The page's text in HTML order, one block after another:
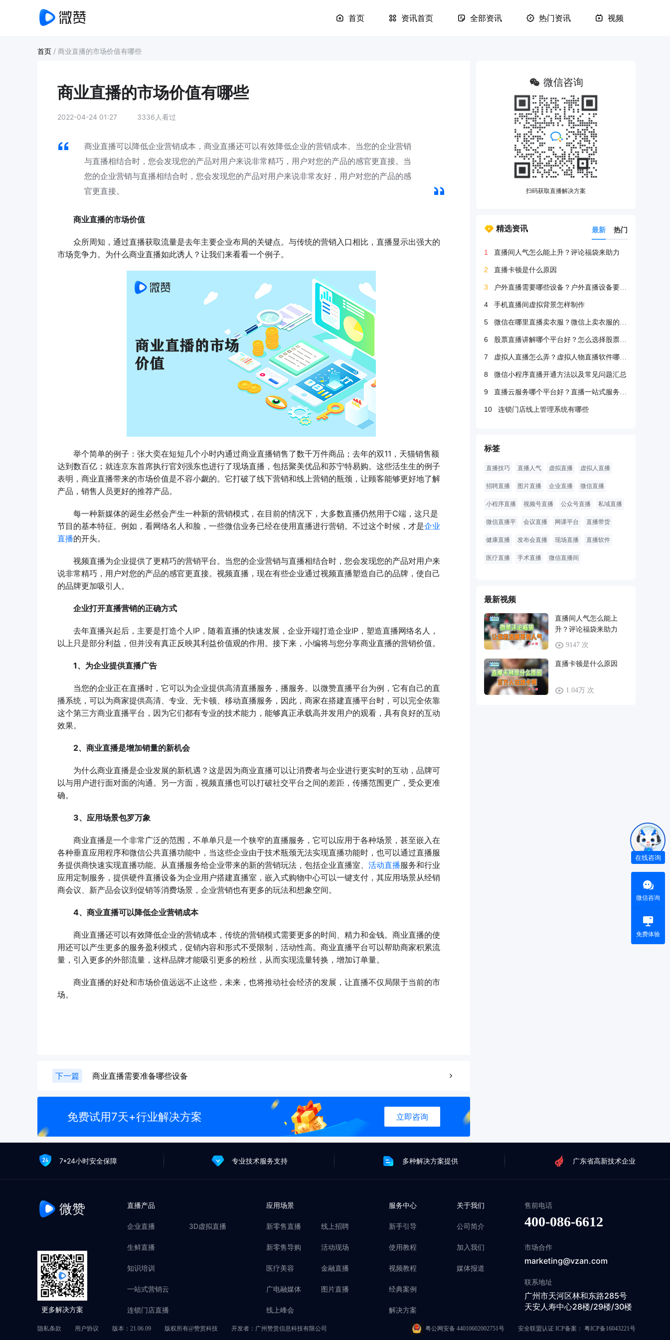
首页 资讯首页 全部资讯 热门资讯 视频
首页 / 商业直播的市场价值有哪些
商业直播的市场价值有哪些
2022-04-24 01:27 3336人看过
商业直播可以降低企业营销成本，商业直播还可以有效降低企业的营销成本。当您的企业营销
与直播相结合时，您会发现您的产品对用户来说非常精巧，用户对您的产品的感官更直接。当
您的企业营销与直播相结合时，您会发现您的产品对用户来说非常友好，用户对您的产品的感
官更直接。
商业直播的市场价值
众所周知，通过直播获取流量是去年主要企业布局的关键点。与传统的营销入口相比，直播显示出强大的
市场竞争力。为什么商业直播如此诱人？让我们来看看一个例子。
举个简单的例子：张大奕在短短几个小时内通过商业直播销售了数千万件商品；去年的双11，天猫销售额
达到数百亿；就连京东首席执行官刘强东也进行了现场直播，包括聚美优品和苏宁特易购。这些活生生的例子
表明，商业直播带来的市场价值是不容小觑的。它打破了线下营销和线上营销的瓶颈，让顾客能够更好地了解
产品，销售人员更好的推荐产品。
每一种新媒体的诞生必然会产生一种新的营销模式，在目前的情况下，大多数直播仍然用于C端，这只是
节目的基本特征。例如，看网络名人和脸，一些微信业务已经在使用直播进行营销。不过这个时候，才是企业
直播的开头。
视频直播为企业提供了更精巧的营销平台。当您的企业营销与直播相结合时，您会发现您的产品对用户来
说非常精巧，用户对您的产品的感官更直接。视频直播，现在有些企业通过视频直播塑造自己的品牌，使自己
的品牌更加吸引人。
企业打开直播营销的正确方式
去年直播兴起后，主要是打造个人IP，随着直播的快速发展，企业开端打造企业IP，塑造直播网络名人，
以上只是部分利益，但并没有真正反映其利益价值观的作用。接下来，小编将与您分享商业直播的营销价值。
1、为企业提供直播广告
当您的企业正在直播时，它可以为企业提供高清直播服务，播服务。以微赞直播平台为例，它有自己的直
播系统，可以为商家提供高清、专业、无卡顿、移动直播服务，因此，商家在搭建直播平台时，可以完全依靠
这个第三方商业直播平台，因为它们都有专业的技术能力，能够真正承载高并发用户的观看，具有良好的互动
效果。
2、商业直播是增加销量的新机会
为什么商业直播是企业发展的新机遇？这是因为商业直播可以让消费者与企业进行更实时的互动，品牌可
以与用户进行面对面的沟通。另一方面，视频直播也可以打破社交平台之间的差距，传播范围更广，受众更准
确。
3、应用场景包罗万象
商业直播是一个非常广泛的范围，不单单只是一个狭窄的直播服务，它可以应用于各种场景，甚至嵌入在
各种垂直应用程序和微信公共直播功能中，当这些企业由于技术瓶颈无法实现直播功能时，也可以通过直播服
务提供商快速实现直播功能。从直播服务给企业带来的新的营销玩法，包括企业直播室、 活动直播服务和行业
应用定制服务，提供硬件直播设备为企业用户搭建直播室，嵌入式购物中心可以一键支付，其应用场景从经销
商会议、新产品会议到促销等消费场景，企业营销也有更多的玩法和想象空间。
4、商业直播可以降低企业营销成本
商业直播还可以有效降低企业的营销成本，传统的营销模式需要更多的时间、精力和金钱。商业直播的使
用还可以产生更多的服务盈利模式，促销内容和形式不受限制，活动性高。商业直播平台可以帮助商家积累流
量，引入更多的外部流量，这样品牌才能吸引更多的粉丝，从而实现流量转换，增加订单量。
商业直播的好处和市场价值远远不止这些，未来，也将推动社会经济的发展，让直播不仅局限于当前的市
场。
下一篇 商业直播需要准备哪些设备
免费试用7天+行业解决方案 立即咨询
微信咨询
扫码获取直播解决方案
精选资讯 最新 热门
1 直播间人气怎么能上升？评论福袋来助力
2 直播卡顿是什么原因
3 户外直播需要哪些设备？户外直播设备要很多吗？
4 手机直播间虚拟背景怎样制作
5 微信在哪里直播卖衣服？微信上卖衣服的方法
6 股票直播讲解哪个平台好？怎么选择股票直播平台？
7 虚拟人直播怎么弄？虚拟人物直播软件哪个好？
8 微信小程序直播开通方法以及常见问题汇总
9 直播云服务哪个平台好？直播一站式服务哪个好？
10 连锁门店线上管理系统有哪些
标签
直播技巧 直播人气 虚拟直播 虚拟人直播
招聘直播 图片直播 企业直播 微信直播
小程序直播 视频号直播 公众号直播 私域直播
微信直播平 会议直播 网课平台 直播带货
健康直播 发布会直播 现场直播 直播软件
医疗直播 手术直播 微信直播间
最新视频
直播间人气怎么能上
升？评论福袋来助力
9147 次
直播卡顿是什么原因
1.04万 次
7*24小时安全保障 专业技术服务支持 多种解决方案提供 广东省高新技术企业
微赞
更多解决方案
直播产品
企业直播
生鲜直播
知识培训
一站式营销云
连锁门店直播
3D虚拟直播
应用场景
新零售直播
新零售导购
医疗美容
广电融媒体
线上峰会
线上招聘
活动现场
金融直播
图片直播
服务中心
新手引导
使用教程
视频教程
经典案例
解决方案
关于我们
公司简介
加入我们
媒体报道
售前电话
400-086-6612
市场合作
marketing@vzan.com
联系地址
广州市天河区林和东路285号
天安人寿中心28楼/29楼/30楼
隐私条款 用户协议 版本：21.06.09 版权所有@赞赏科技 开发者：广州赞赏信息科技有限公司 粤公网安备 44010602002751号 安全联盟认证 ICP备案： 粤ICP备16043221号
在线咨询
微信咨询
免费体验